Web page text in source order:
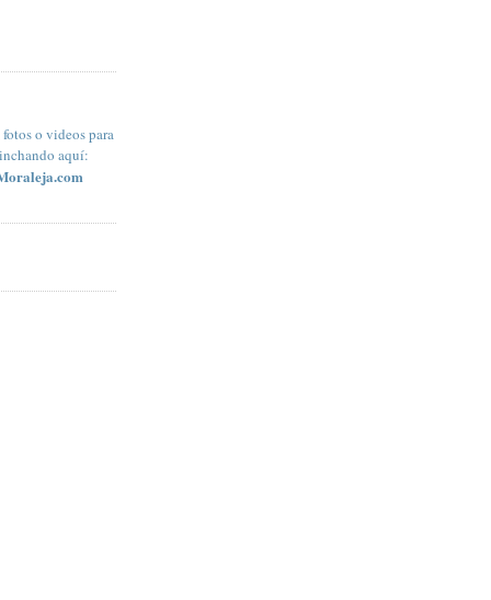
o videos para
aquí: